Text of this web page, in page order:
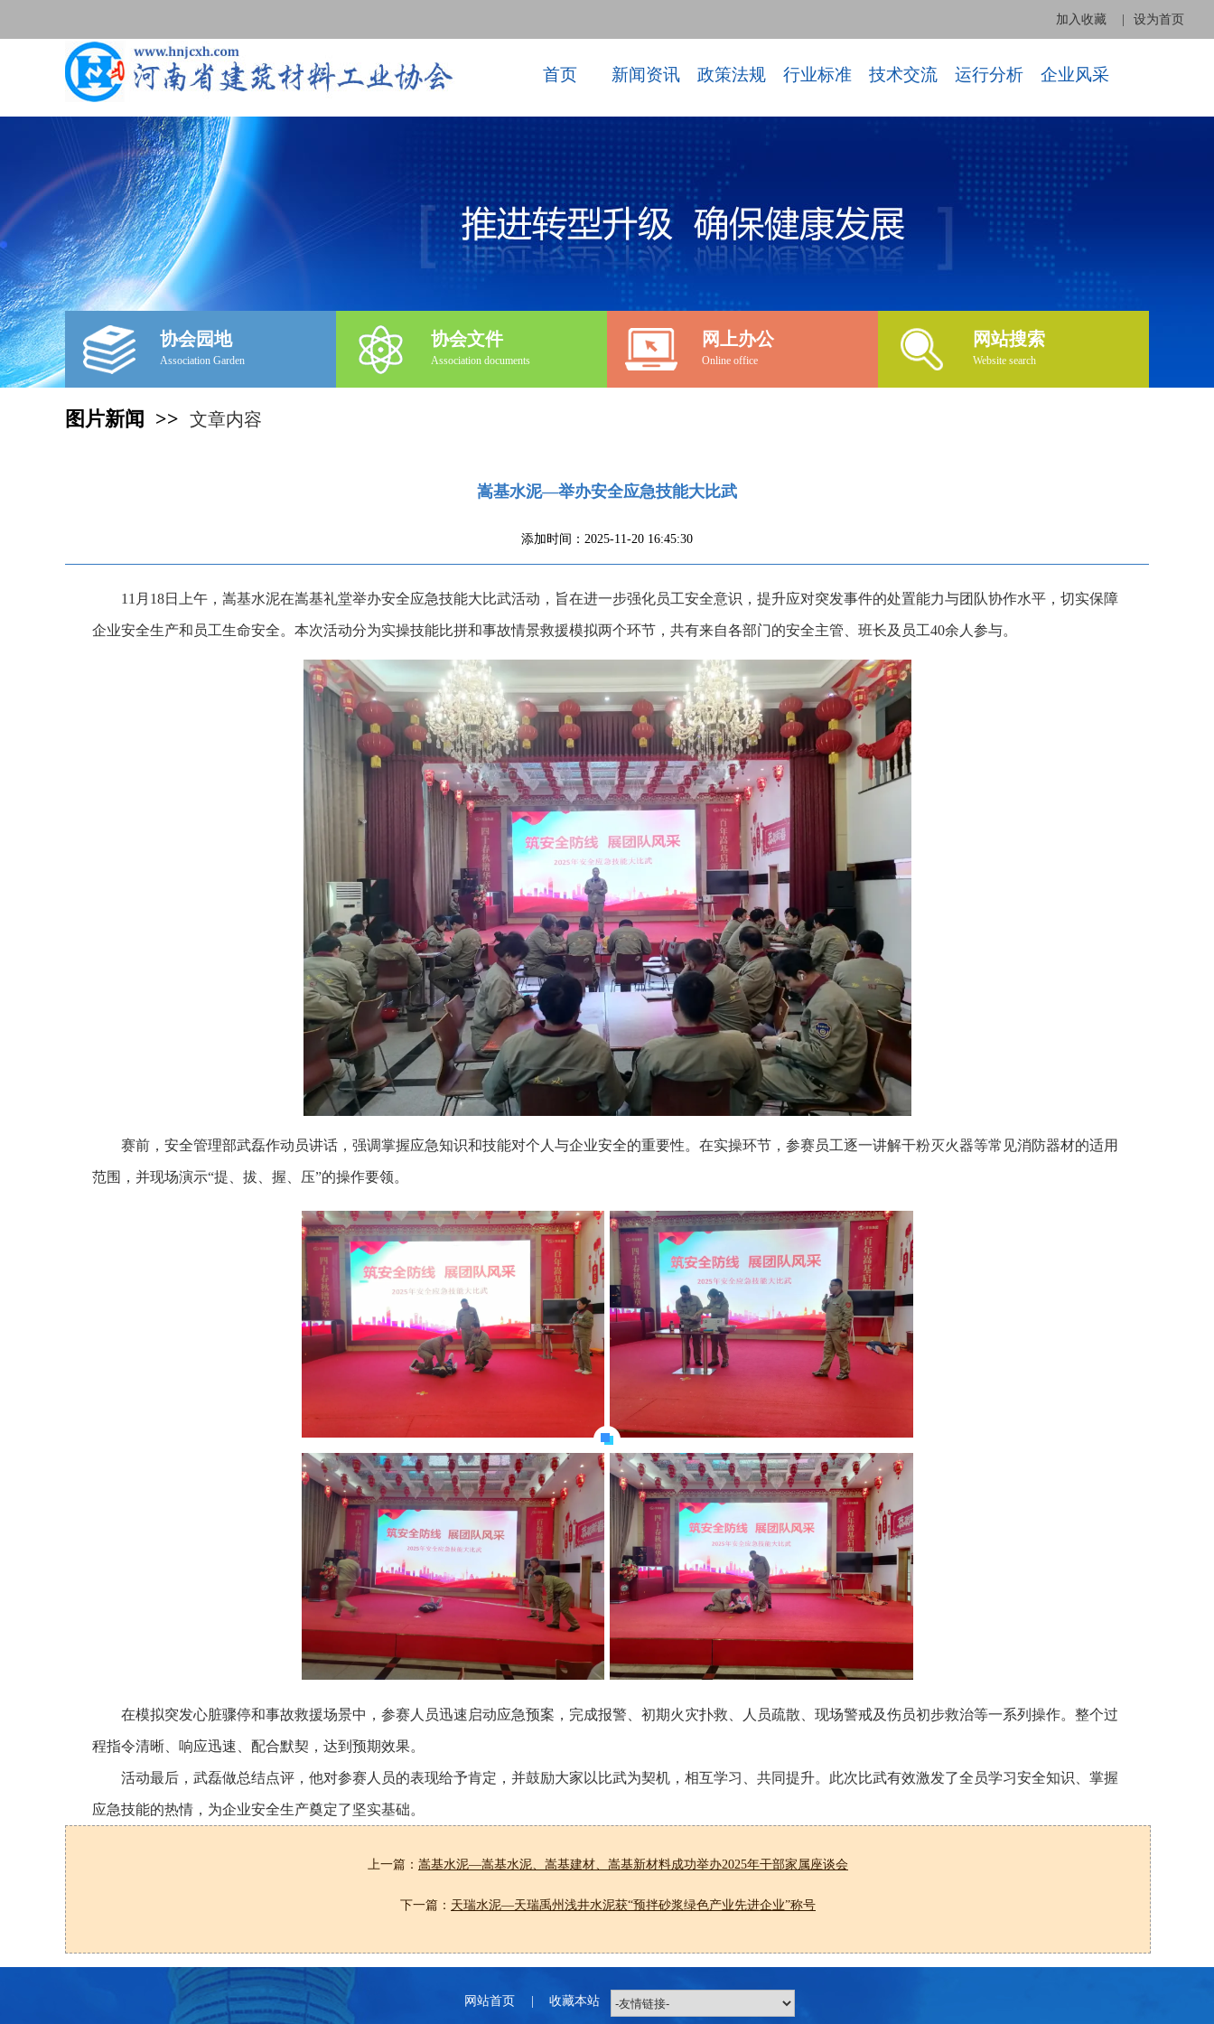
加入收藏 设为首页
首页 新闻资讯 政策法规 行业标准 技术交流 运行分析 企业风采
协会园地
Association Garden
协会文件
Association documents
网上办公
Online office
网站搜索
Website search
图片新闻 >> 文章内容
嵩基水泥—举办安全应急技能大比武
添加时间：2025-11-20 16:45:30
11月18日上午，嵩基水泥在嵩基礼堂举办安全应急技能大比武活动，旨在进一步强化员工安全意识，提升应对突发事件的处置能力与团队协作水平，切实保障
企业安全生产和员工生命安全。本次活动分为实操技能比拼和事故情景救援模拟两个环节，共有来自各部门的安全主管、班长及员工40余人参与。
赛前，安全管理部武磊作动员讲话，强调掌握应急知识和技能对个人与企业安全的重要性。在实操环节，参赛员工逐一讲解干粉灭火器等常见消防器材的适用
范围，并现场演示“提、拔、握、压”的操作要领。
在模拟突发心脏骤停和事故救援场景中，参赛人员迅速启动应急预案，完成报警、初期火灾扑救、人员疏散、现场警戒及伤员初步救治等一系列操作。整个过
程指令清晰、响应迅速、配合默契，达到预期效果。
活动最后，武磊做总结点评，他对参赛人员的表现给予肯定，并鼓励大家以比武为契机，相互学习、共同提升。此次比武有效激发了全员学习安全知识、掌握
应急技能的热情，为企业安全生产奠定了坚实基础。
上一篇： 嵩基水泥—嵩基水泥、嵩基建材、嵩基新材料成功举办2025年干部家属座谈会
下一篇： 天瑞水泥—天瑞禹州浅井水泥获“预拌砂浆绿色产业先进企业”称号